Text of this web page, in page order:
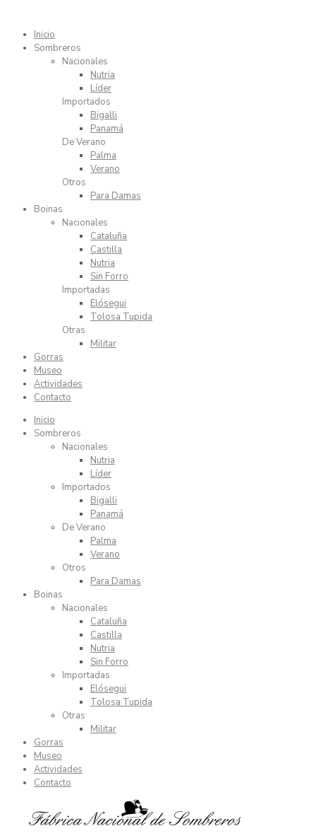
Inicio
Sombreros
Nacionales
Nutria
Líder
Importados
Bigalli
Panamá
De Verano
Palma
Verano
Otros
Para Damas
Boinas
Nacionales
Cataluña
Castilla
Nutria
Sin Forro
Importadas
Elósegui
Tolosa Tupida
Otras
Militar
Gorras
Museo
Actividades
Contacto
Inicio
Sombreros
Nacionales
Nutria
Líder
Importados
Bigalli
Panamá
De Verano
Palma
Verano
Otros
Para Damas
Boinas
Nacionales
Cataluña
Castilla
Nutria
Sin Forro
Importadas
Elósegui
Tolosa Tupida
Otras
Militar
Gorras
Museo
Actividades
Contacto